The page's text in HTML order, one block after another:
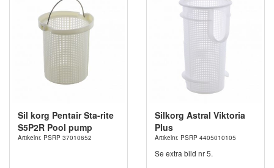
Sil korg Pentair Sta-rite
S5P2R Pool pump
Artikelnr. PSRP 37010652
Silkorg Astral Viktoria
Plus
Artikelnr. PSRP 4405010105
Se extra bild nr 5.